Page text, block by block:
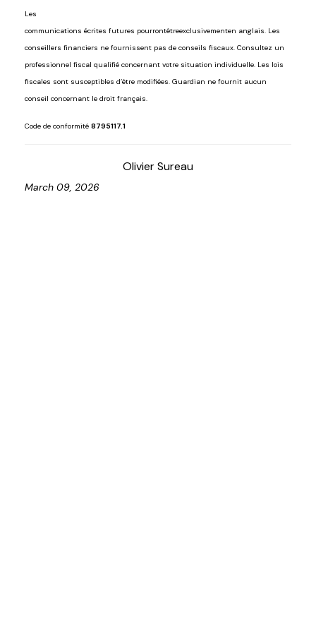
Les
communications écrites futures pourrontêtreexclusivementen anglais. Les
conseillers financiers ne fournissent pas de conseils fiscaux. Consultez un
professionnel fiscal qualifié concernant votre situation individuelle. Les lois
fiscales sont susceptibles d’être modifiées. Guardian ne fournit aucun
conseil concernant le droit français.
Code de conformité 8795117.1
Olivier Sureau
March 09, 2026